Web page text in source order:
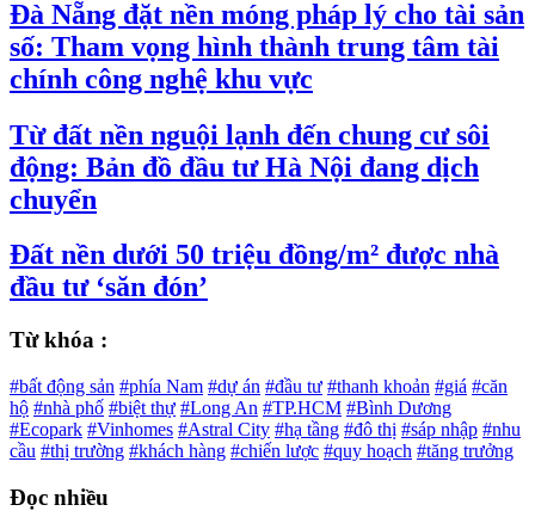
Đà Nẵng đặt nền móng pháp lý cho tài sản
số: Tham vọng hình thành trung tâm tài
chính công nghệ khu vực
Từ đất nền nguội lạnh đến chung cư sôi
động: Bản đồ đầu tư Hà Nội đang dịch
chuyển
Đất nền dưới 50 triệu đồng/m² được nhà
đầu tư ‘săn đón’
Từ khóa :
#bất động sản #phía Nam #dự án #đầu tư #thanh khoản #giá #căn
hộ #nhà phố #biệt thự #Long An #TP.HCM #Bình Dương
#Ecopark #Vinhomes #Astral City #hạ tầng #đô thị #sáp nhập #nhu
cầu #thị trường #khách hàng #chiến lược #quy hoạch #tăng trưởng
Đọc nhiều